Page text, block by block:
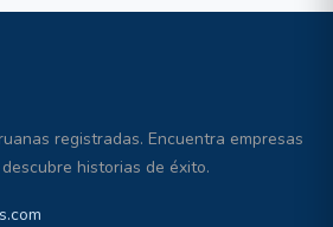
registradas. Encuentra empresas
historias de éxito.